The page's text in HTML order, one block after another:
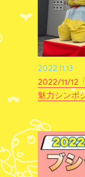
2022.11.13
2022/11/12
魅力シンポ